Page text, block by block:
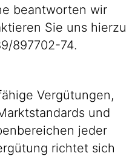
beantworten wir
Sie uns hierzu
897702-74.
Vergütungen,
und
jeder
richtet sich